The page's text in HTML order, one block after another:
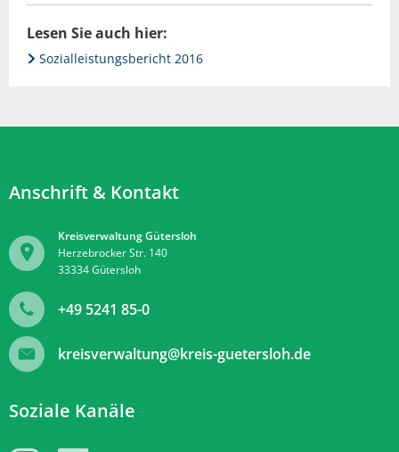
Lesen Sie auch hier:
Sozialleistungsbericht 2016
Anschrift & Kontakt
Kreisverwaltung Gütersloh
Herzebrocker Str. 140
33334Gütersloh
+49 5241 85-0
kreisverwaltung@kreis-guetersloh.de
Soziale Kanäle